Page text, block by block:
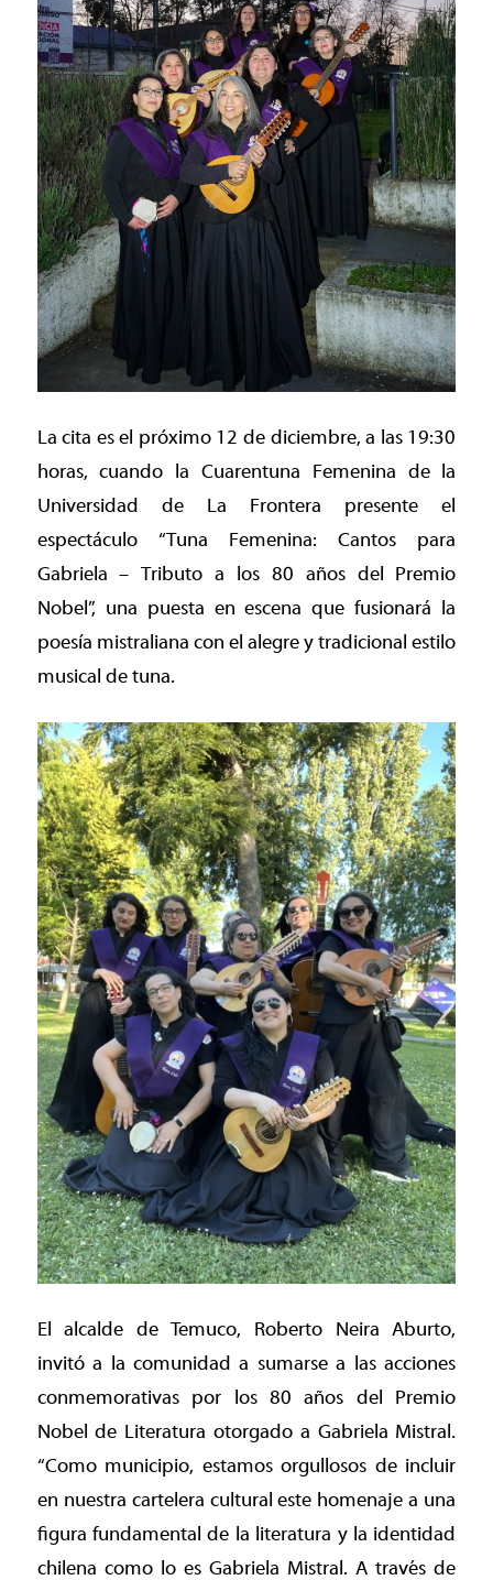
La cita es el próximo 12 de diciembre, a las 19:30
horas, cuando la Cuarentuna Femenina de la
Universidad de La Frontera presente el
espectáculo “Tuna Femenina: Cantos para
Gabriela – Tributo a los 80 años del Premio
Nobel”, una puesta en escena que fusionará la
poesía mistraliana con el alegre y tradicional estilo
musical de tuna.
El alcalde de Temuco, Roberto Neira Aburto,
invitó a la comunidad a sumarse a las acciones
conmemorativas por los 80 años del Premio
Nobel de Literatura otorgado a Gabriela Mistral.
“Como municipio, estamos orgullosos de incluir
en nuestra cartelera cultural este homenaje a una
figura fundamental de la literatura y la identidad
chilena como lo es Gabriela Mistral. A través de